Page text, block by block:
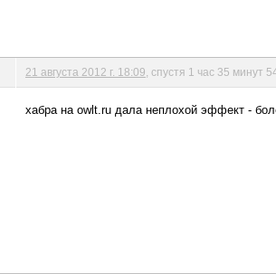
21 августа 2012 г. 18:09 , спустя 1 час 35 минут
хабра на owlt.ru дала неплохой эффект -